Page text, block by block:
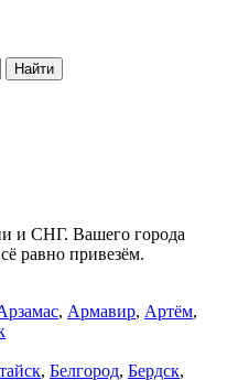
и СНГ. Вашего города
равно привезём.
, Армавир, Артём,
, Белгород, Бердск,